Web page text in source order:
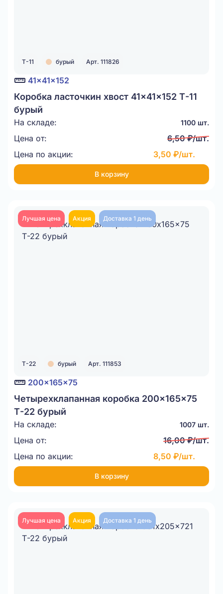
Т-11 бурый Арт. 111826
41x41x152
Коробка ласточкин хвост 41x41x152 Т-11
бурый
На складе: 1100 шт.
Цена от:
6,50 ₽/шт.
Цена по акции:
3,50 ₽/шт.
В корзину
Лучшая цена Акция Доставка 1 день
Т-22 бурый Арт. 111853
200x165x75
Четырехклапанная коробка 200x165x75
Т-22 бурый
На складе: 1007 шт.
Цена от:
16,00 ₽/шт.
Цена по акции:
8,50 ₽/шт.
В корзину
Лучшая цена Акция Доставка 1 день